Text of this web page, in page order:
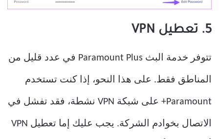
5. تعطيل VPN
تتوفر خدمة البث Paramount Plus في عدد قليل من
المناطق فقط. على هذا النحو، إذا كنت تستخدم
Paramount+ على شبكة VPN نشطة، فقد تفشل في
الاتصال بخوادم الشركة. يجب عليك إما تعطيل VPN